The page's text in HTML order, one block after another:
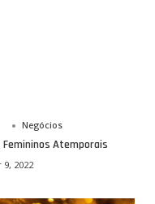
Negócios
Femininos Atemporais
2022